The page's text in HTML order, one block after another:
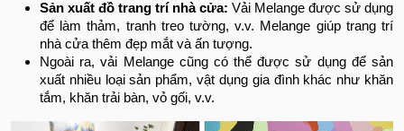
Sản xuất đồ trang trí nhà cửa: Vải Melange được sử dụng
để làm thảm, tranh treo tường, v.v. Melange giúp trang trí
nhà cửa thêm đẹp mắt và ấn tượng.
Ngoài ra, vải Melange cũng có thể được sử dụng để sản
xuất nhiều loại sản phẩm, vật dụng gia đình khác như khăn
tắm, khăn trải bàn, vỏ gối, v.v.